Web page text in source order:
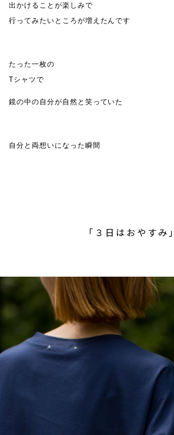
出かけることが楽しみで
行ってみたいところが増えたんです
たった一枚の
Tシャツで
鏡の中の自分が自然と笑っていた
自分と両想いになった瞬間
「３日はおやすみ」